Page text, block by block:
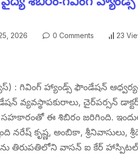
2026 0 Comments 23
: గివింగ్ హ్యాండ్స్ ఫౌండేషన్
వ్యవస్థాపకురాలు, చైర్‌పర్సన్
ఈ శిబిరం జరిగింది.
నరేష్ కృష్ణ, అంబికా, శ్రీనివాసులు,
తిరుపతిలోని వాసన్ ఐ కేర్